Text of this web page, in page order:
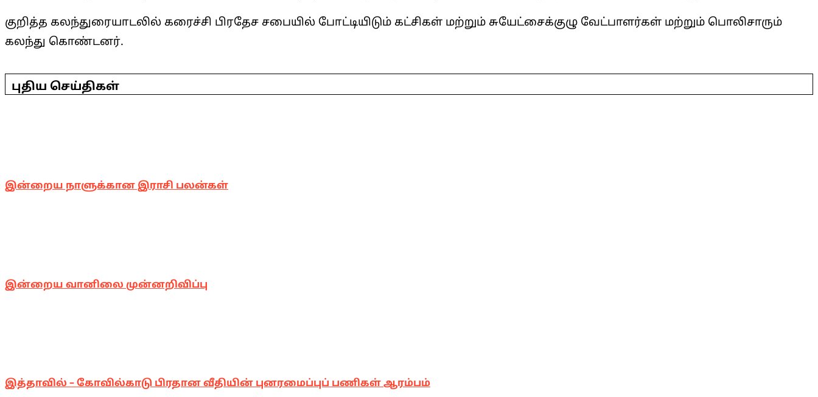
குறித்த கலந்துரையாடலில் கரைச்சி பிரதேச சபையில் போட்டியிடும் கட்சிகள் மற்றும் சுயேட்சைக்குழு வேட்பாளர்கள் மற்றும் பொலிசாரும்
கலந்து கொண்டனர்.
04-
19புதிய செய்திகள்
இன்றைய நாளுக்கான இராசி பலன்கள்
இன்றைய வானிலை முன்னறிவிப்பு
இத்தாவில் – கோவில்காடு பிரதான வீதியின் புனரமைப்புப் பணிகள் ஆரம்பம்